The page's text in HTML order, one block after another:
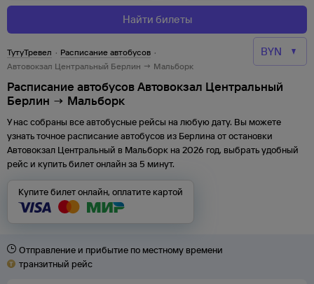
Найти билеты
ТутуТревел · Расписание автобусов ·
Автовокзал Центральный Берлин → Мальборк
Расписание автобусов Автовокзал Центральный
Берлин → Мальборк
У нас собраны все автобусные рейсы на любую дату. Вы можете
узнать точное расписание автобусов из Берлина отостановки
Автовокзал Центральный в Мальборк на 2026 год, выбрать удобный
рейс и купить билет онлайн за 5 минут.
Купите билет онлайн, оплатите картой
Отправление и прибытие по местному времени
транзитный рейс